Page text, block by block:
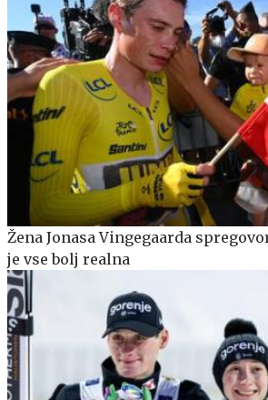
Žena Jonasa Vingegaarda
je vse bolj realna